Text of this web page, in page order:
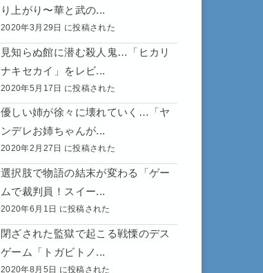
り上がり〜華と武の...
2020年3月29日 に投稿された
見知らぬ館に潜む殺人鬼…「ヒカリ
ナキセカイ」をレビ...
2020年5月17日 に投稿された
優しい姉が徐々に壊れていく…「ヤ
ンデレお姉ちゃんが...
2020年2月27日 に投稿された
選択肢で物語の結末が変わる「ゲー
ムで裁判員！スイー...
2020年6月1日 に投稿された
閉ざされた監獄で起こる戦慄のデス
ゲーム「トガビトノ...
2020年8月5日 に投稿された